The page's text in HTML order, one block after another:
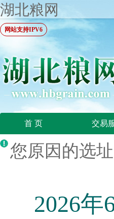
湖北粮网
网站支持IPV6
首 页 交易
您原因的选
2026